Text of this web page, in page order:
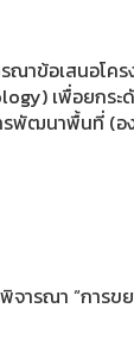
ณาข้อเสนอโค
เพื่อยกระ
รพัฒนาพื้นที่ (อ
จารณา “การ